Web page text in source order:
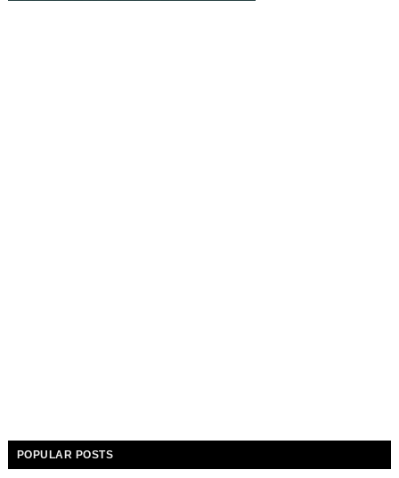
POPULAR POSTS